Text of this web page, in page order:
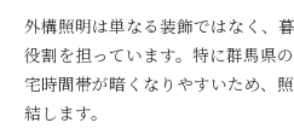
外構照明は単なる装飾ではなく、
役割を担っています。特に群馬県
宅時間帯が暗くなりやすいため、
結します。